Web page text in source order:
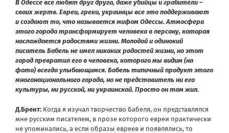
В Одессе все любят друг друга, даже убийцы и грабители –
своих жертв. Евреи, греки, украинцы все это поддерживают
и создают то, что называется мифом Одессы. Атмосфера
этого города трансформирует человека в персону, которая
наслаждается радостями жизни. Молодой и одинокий
писатель Бабель не имел никаких радостей жизни, но этот
город превратил его в человека, которого мы видим (на
фото) всегда улыбающимся. Бабель типичный продукт этого
многонационального города, но не представитель ни его
культуры, ни русской, ни украинской. Просто он там жил.
Д.Брент: Когда я изучал творчество Бабеля, он представлялся
мне русским писателем, в прозе которого евреи практически
не упоминались, а если образы евреев и появлялись, то